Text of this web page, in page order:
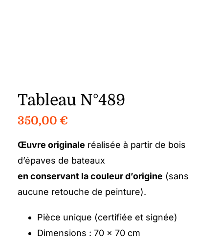
Tableau N°489
350,00 €
Œuvre originale réalisée à partir de bois
d’épaves de bateaux
en conservant la couleur d’origine (sans
aucune retouche de peinture).
Pièce unique (certifiée et signée)
Dimensions : 70 x 70 cm